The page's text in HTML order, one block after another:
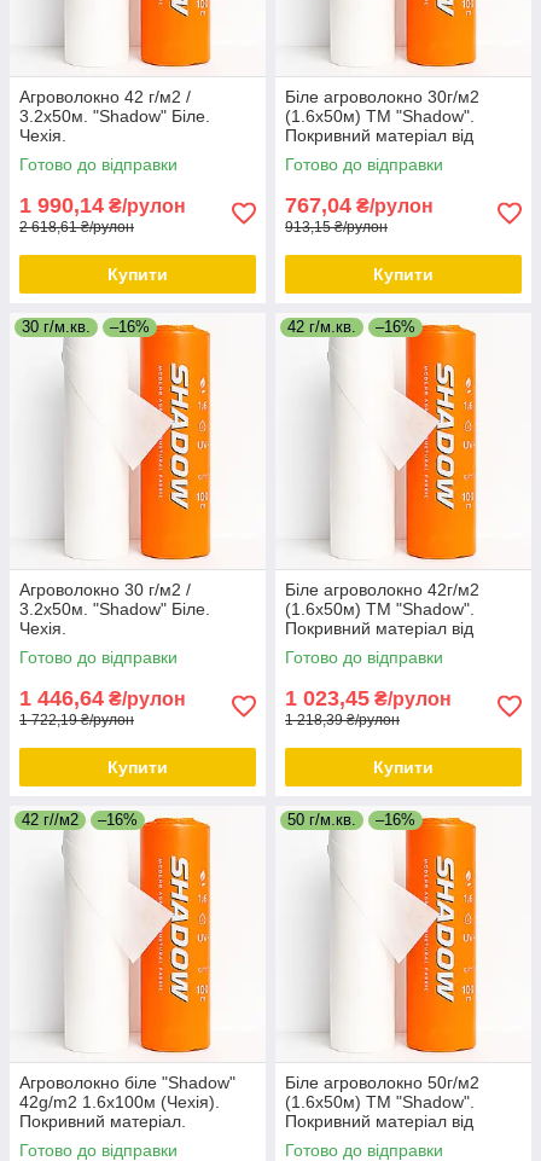
Агроволокно 42 г/м2 /
3.2х50м. "Shadow" Біле.
Чехія.
Готово до відправки
1 990,14 ₴/рулон
2 618,61 ₴/рулон
Купити
Біле агроволокно 30г/м2
(1.6х50м) ТМ "Shadow".
Покривний матеріал від
заморозків.
Готово до відправки
767,04 ₴/рулон
913,15 ₴/рулон
Купити
30 г/м.кв. –16%
Агроволокно 30 г/м2 /
3.2х50м. "Shadow" Біле.
Чехія.
Готово до відправки
1 446,64 ₴/рулон
1 722,19 ₴/рулон
Купити
42 г/м.кв. –16%
Біле агроволокно 42г/м2
(1.6х50м) ТМ "Shadow".
Покривний матеріал від
заморозків.
Готово до відправки
1 023,45 ₴/рулон
1 218,39 ₴/рулон
Купити
42 г//м2 –16%
Агроволокно біле "Shadow"
42g/m2 1.6х100м (Чехія).
Покривний матеріал.
Готово до відправки
50 г/м.кв. –16%
Біле агроволокно 50г/м2
(1.6х50м) ТМ "Shadow".
Покривний матеріал від
заморозків.
Готово до відправки